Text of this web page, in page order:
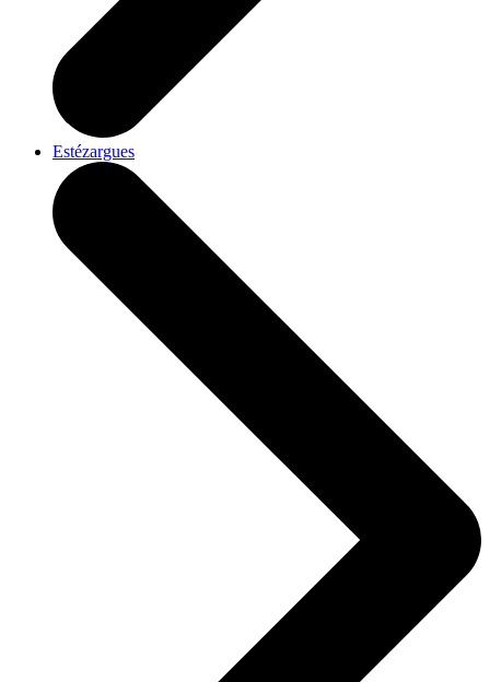
Estézargues